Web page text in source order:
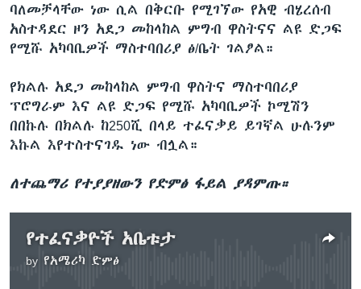
ባለመቻላቸው ነው ሲል በቅርቡ የሚገኘው የአዊ ብሄረሰብ
አስተዳደር ዞን አደጋ መከላከል ምግብ ዋስትናና ልዩ ድጋፍ
የሚሹ አካባቢዎች ማስተባበሪያ ፅ/ቤት ገልፆል።
የክልሉ አደጋ መከላከል ምግብ ዋስትና ማስተባበሪያ
ፕሮግራም እና ልዩ ድጋፍ የሚሹ አካባቢዎች ኮሚሽን
በበኩሉ በክልሉ ከ250ሺ በላይ ተፈናቃይ ይገኛል ሁሉንም
እኩል እየተስተናገዱ ነው ብሏል።
ለተጨማሪ የተያያዘውን የድምፅ ፋይል ያዳምጡ።
የተፈናቃዮች አቤቱታ
by የአሜሪካ ድምፅ
No media source currently available